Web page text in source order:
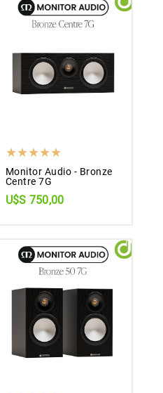
Monitor Audio - Bronze
Centre 7G
U$S 750,00